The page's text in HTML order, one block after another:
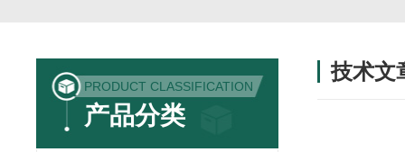
PRODUCT CLASSIFICATION
产品分类
技术文